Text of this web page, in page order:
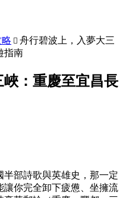
 舟行碧波上，入夢大三
指南
：重慶至宜昌長
部詩歌與英雄史，那一定
讓你完全卸下疲憊、坐擁流